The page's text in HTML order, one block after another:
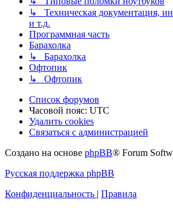
↳ Техническая документация,
и т.д.
Программная часть
Барахолка
↳ Барахолка
Офтопик
↳ Офтопик
Список форумов
Часовой пояс: UTC
Удалить cookies
Связаться
администрацией
Связаться с администрацией
Создано на основе phpBB® Forum
Русская поддержка phpBB
Конфиденциальность | Правила